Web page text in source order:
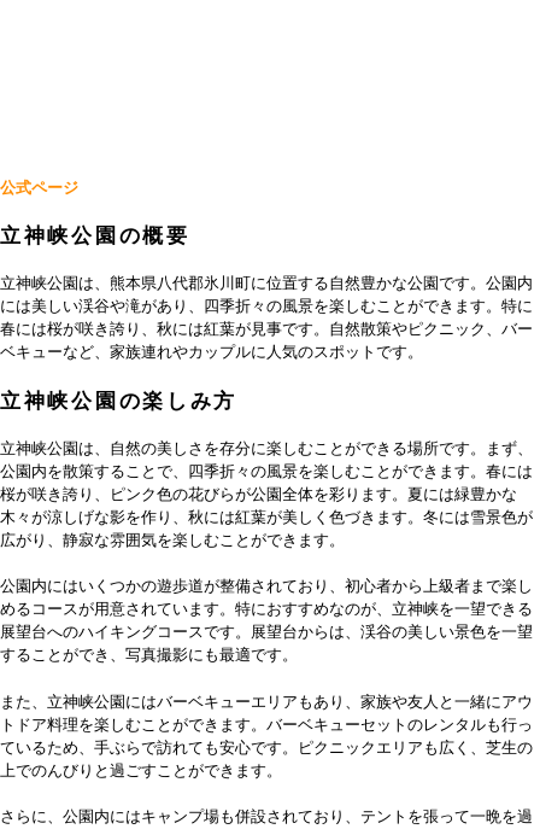
公式ページ
立神峡公園の概要
立神峡公園は、熊本県八代郡氷川町に位置する自然豊かな公園です。公園内
には美しい渓谷や滝があり、四季折々の風景を楽しむことができます。特に
春には桜が咲き誇り、秋には紅葉が見事です。自然散策やピクニック、バー
ベキューなど、家族連れやカップルに人気のスポットです。
立神峡公園の楽しみ方
立神峡公園は、自然の美しさを存分に楽しむことができる場所です。まず、
公園内を散策することで、四季折々の風景を楽しむことができます。春には
桜が咲き誇り、ピンク色の花びらが公園全体を彩ります。夏には緑豊かな
木々が涼しげな影を作り、秋には紅葉が美しく色づきます。冬には雪景色が
広がり、静寂な雰囲気を楽しむことができます。
公園内にはいくつかの遊歩道が整備されており、初心者から上級者まで楽し
めるコースが用意されています。特におすすめなのが、立神峡を一望できる
展望台へのハイキングコースです。展望台からは、渓谷の美しい景色を一望
することができ、写真撮影にも最適です。
また、立神峡公園にはバーベキューエリアもあり、家族や友人と一緒にアウ
トドア料理を楽しむことができます。バーベキューセットのレンタルも行っ
ているため、手ぶらで訪れても安心です。ピクニックエリアも広く、芝生の
上でのんびりと過ごすことができます。
さらに、公園内にはキャンプ場も併設されており、テントを張って一晩を過